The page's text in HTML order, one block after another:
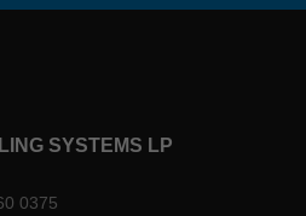
SYSTEMS LP
0375